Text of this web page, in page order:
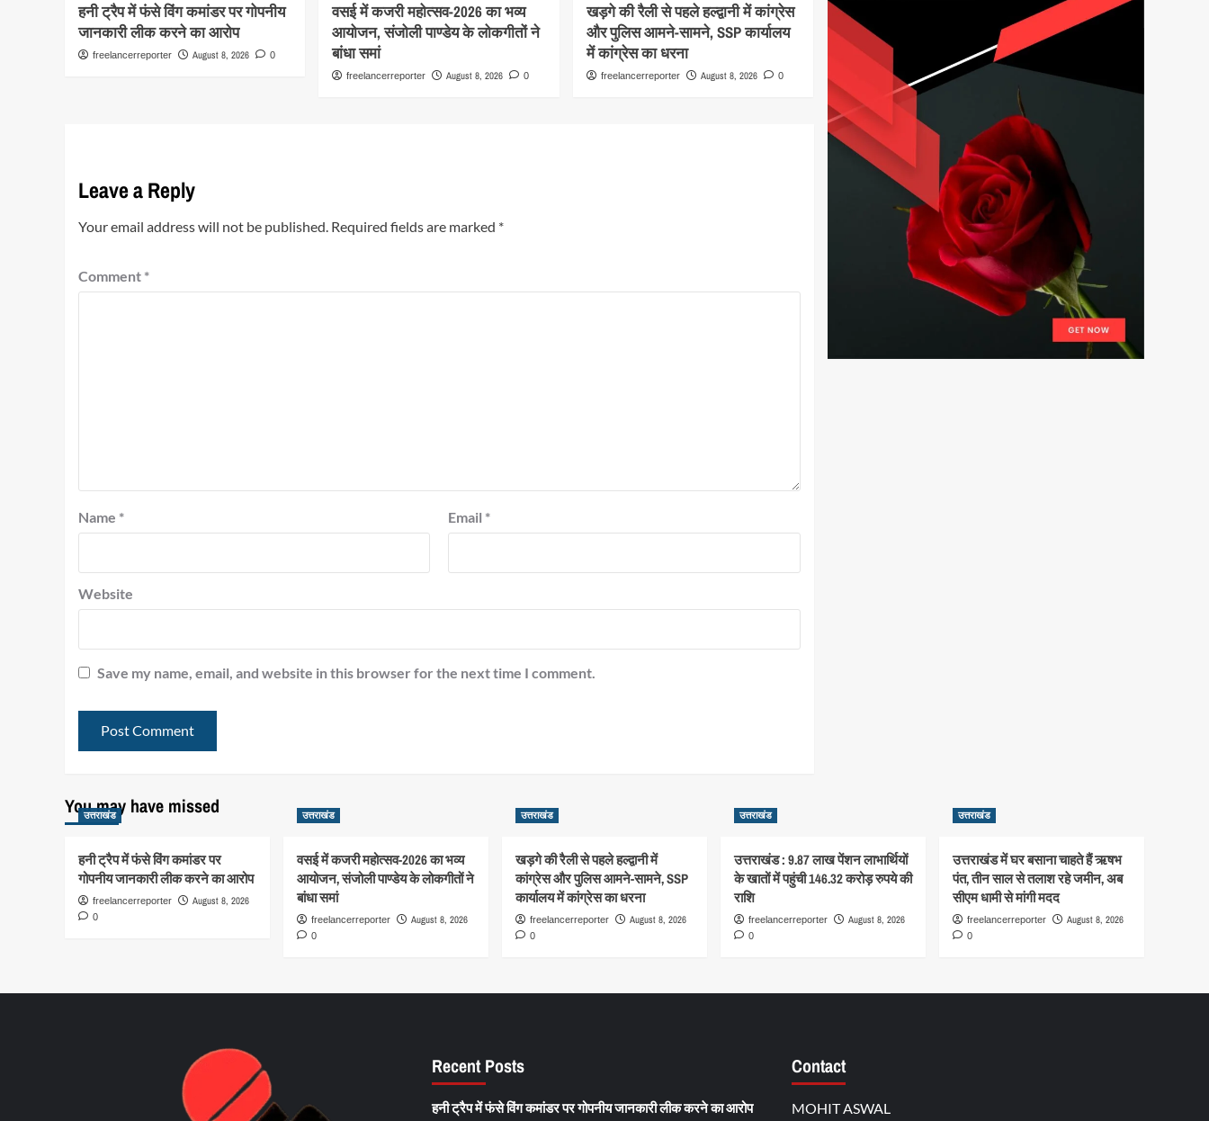
हनी ट्रैप में फंसे विंग कमांडर पर गोपनीय
जानकारी लीक करने का आरोप
freelancerreporter August 8, 2026 0
वसई में कजरी महोत्सव-2026 का भव्य
आयोजन, संजोली पाण्डेय के लोकगीतों ने
बांधा समां
freelancerreporter August 8, 2026 0
खड़गे की रैली से पहले हल्द्वानी में कांग्रेस
और पुलिस आमने-सामने, SSP कार्यालय
में कांग्रेस का धरना
freelancerreporter August 8, 2026 0
Leave a Reply
Your email address will not be published. Required fields are marked *
Comment *
Name * Email *
Website
Save my name, email, and website in this browser for the next time I comment.
You may have missed
उत्तराखंड
हनी ट्रैप में फंसे विंग कमांडर पर
गोपनीय जानकारी लीक करने का आरोप
freelancerreporter August 8, 2026
0
उत्तराखंड
वसई में कजरी महोत्सव-2026 का भव्य
आयोजन, संजोली पाण्डेय के लोकगीतों ने
बांधा समां
freelancerreporter August 8, 2026
0
उत्तराखंड
खड़गे की रैली से पहले हल्द्वानी में
कांग्रेस और पुलिस आमने-सामने, SSP
कार्यालय में कांग्रेस का धरना
freelancerreporter August 8, 2026
0
उत्तराखंड
उत्तराखंड : 9.87 लाख पेंशन लाभार्थियों
के खातों में पहुंची 146.32 करोड़ रुपये की
राशि
freelancerreporter August 8, 2026
0
उत्तराखंड
उत्तराखंड में घर बसाना चाहते हैं ऋषभ
पंत, तीन साल से तलाश रहे जमीन, अब
सीएम धामी से मांगी मदद
freelancerreporter August 8, 2026
0
Recent Posts
हनी ट्रैप में फंसे विंग कमांडर पर गोपनीय जानकारी लीक करने का आरोप
Contact
MOHIT ASWAL